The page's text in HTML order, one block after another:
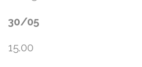
30/05
15.00